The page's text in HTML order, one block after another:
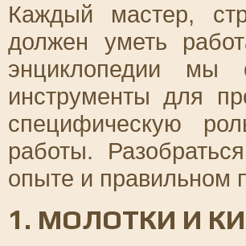
Каждый мастер,
должен уметь
энциклопедии мы
инструменты для
специфическую
работы.
опыте и правильном
1. МОЛОТКИ И